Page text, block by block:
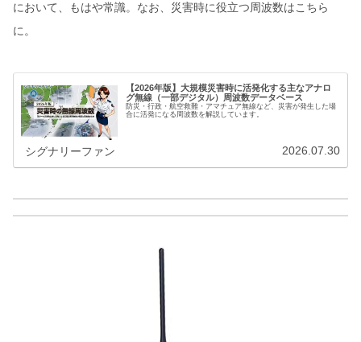
において、もはや常識。なお、災害時に役立つ周波数はこちら
に。
【2026年版】大規模災害時に活発化する主なアナロ
グ無線（一部デジタル）周波数データベース
防災・行政・航空救難・アマチュア無線など、災害が発生した場
合に活発になる周波数を解説しています。
シグナリーファン 2026.07.30